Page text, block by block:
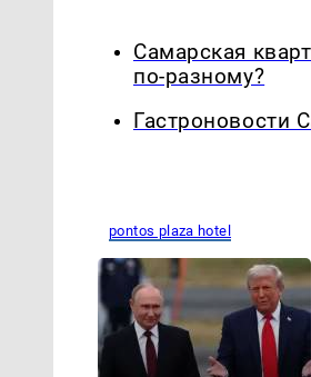
Самарская
по-разному?
Гастроновости
pontos plaza hotel